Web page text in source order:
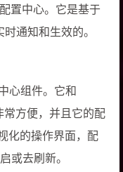
置中心。它是基于
通知和生效的。
心组件。它和
方便，并且它的配
化的操作界面，配
或去刷新。